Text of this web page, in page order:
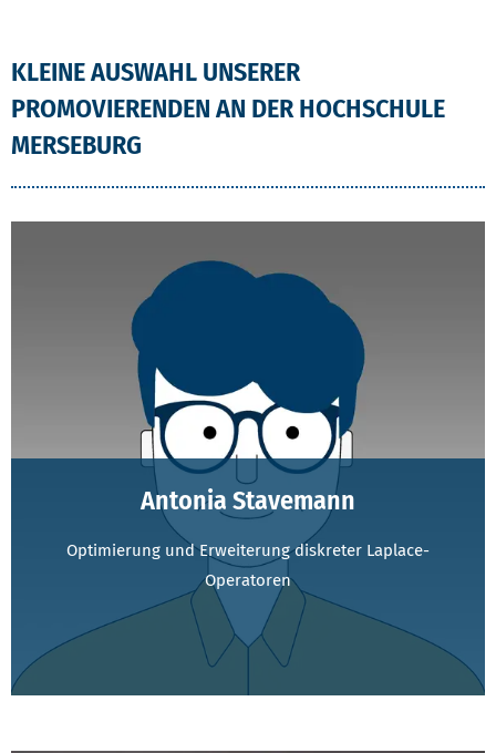
KLEINE AUSWAHL UNSERER
PROMOVIERENDEN AN DER HOCHSCHULE
MERSEBURG
Antonia Stavemann
Optimierung und Erweiterung diskreter Laplace-
Operatoren